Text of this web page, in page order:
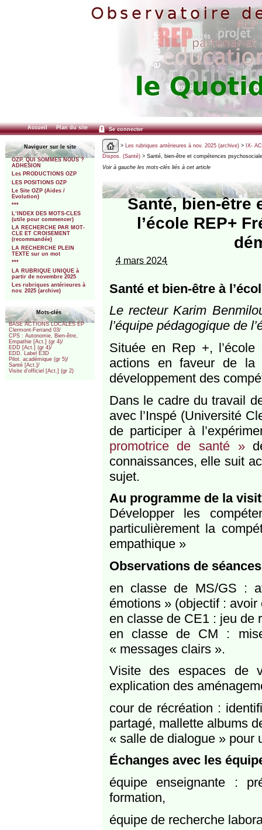
Accueil Plan du site Se connecter
Naviguer sur le site
OZP. QUI SOMMES NOUS ?
ADHESION
Les PRODUCTIONS OZP
LES POSITIONS OZP
Le Site OZP (Aides /
Evolution)
***
L’INDEX DES MOTS-CLES
(utile pour commencer)
LA RECHERCHE PAR MOT-
CLE ET CROISEMENT
(recommandée)
LA RECHERCHE PLEIN
TEXTE sur un mot
***
LA RUBRIQUE UNIQUE à
partir de novembre 2025
Les rubriques antérieures à
nov. 2025 (archive)
Mots-clés
BASE ACTIONS LOCALES EP
Clermont-Ferrand 03/
CPS : Autonomie, Bien-être,
Empathie [Act.] (gr 4)/
EDD [Act.] (gr 4)/
EDD. Label E3D
Pilot. académique (gr 5)/
Santé [Act.]/
Visite d’officiel [Act.] (gr 2)
> Les rubriques antérieures à nov. 2025 (archive)> IX-
Dispos. (Santé)> Santé, bien-être et compétences
Voir à gauche les mots-clés liés à cet article
Santé, bien-être
l’école REP+
4 mars 2024
Santé et bien-être à
Le recteur Karim
l’équipe pédagogique de
Située en Rep +,
actions en faveur de
développement des
Dans le cadre du travail
avec l’Inspé (Université
de participer à
promotrice de santé »
connaissances, elle suit
sujet.
Au programme de la
Développer les
particulièrement la
empathique »
Observations de
en classe de MS/GS :
émotions » (objectif :
en classe de CE1 : jeu de
en classe de CM :
« messages clairs ».
Visite des espaces de
explication des
cour de récréation :
partagé, mallette albums
« salle de dialogue » pour
Échanges avec les
équipe enseignante :
formation,
équipe de recherche